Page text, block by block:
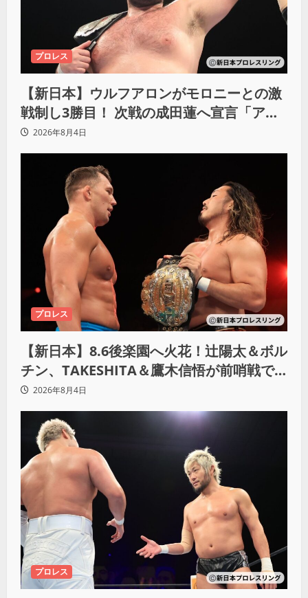
プロレス
【新日本】ウルフアロンがモロニーとの激
戦制し3勝目！ 次戦の成田蓮へ宣言「アイ
ツの王道を俺の王道でぶち壊す」
2026年8月4日
プロレス
【新日本】8.6後楽園へ火花！辻陽太＆ボル
チン、TAKESHITA＆鷹木信悟が前哨戦で
激突2026年8月4日
プロレス